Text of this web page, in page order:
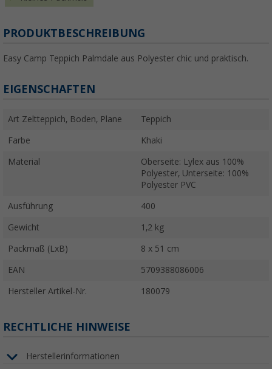
PRODUKTBESCHREIBUNG
Easy Camp Teppich Palmdale aus Polyester chic und praktisch.
EIGENSCHAFTEN
Art Zeltteppich, Boden, Plane Teppich
Farbe Khaki
Material
Oberseite: Lylex aus 100%
Polyester, Unterseite: 100%
Polyester PVC
Ausführung 400
Gewicht 1,2 kg
Packmaß (LxB) 8 x 51 cm
EAN 5709388086006
Hersteller Artikel-Nr. 180079
RECHTLICHE HINWEISE
Herstellerinformationen